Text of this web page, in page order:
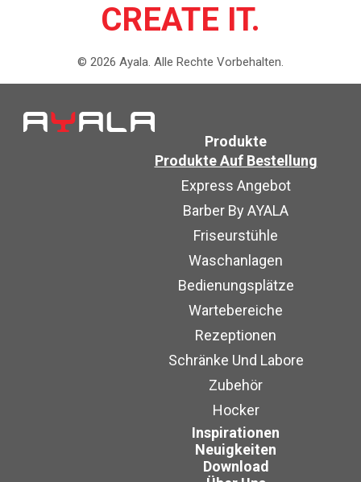
CREATE IT.
© 2026 Ayala. Alle Rechte Vorbehalten.
Produkte
Produkte Auf Bestellung
Express Angebot
Barber By AYALA
Friseurstühle
Waschanlagen
Bedienungsplätze
Wartebereiche
Rezeptionen
Schränke Und Labore
Zubehör
Hocker
Inspirationen
Neuigkeiten
Download